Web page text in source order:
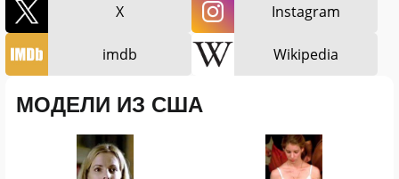
X
Instagram
imdb Wikipedia
МОДЕЛИ ИЗ США